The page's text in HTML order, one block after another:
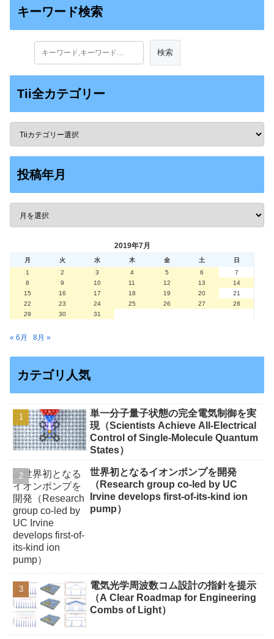
キーワード検索
Tii全カテゴリー
投稿年月
2019年7月
月 火 水 木 金 土
日
1
2 3 4 5 6
7
8
9 10 11 12 13
14
15
16 17 18 19 20
21
22
23 24 25 26 27
28
29
30 31
« 6月 8月 »
カテゴリ人気
単一分子量子状態の完全電気制御を実
現（Scientists Achieve All-Electrical
Control of Single-Molecule Quantum
States）
世界初となるイオンポンプを開発
（Research group co-led by UC
Irvine develops first-of-its-kind ion
pump）
電気光学周波数コム設計の指針を提示
（A Clear Roadmap for Engineering
Combs of Light）